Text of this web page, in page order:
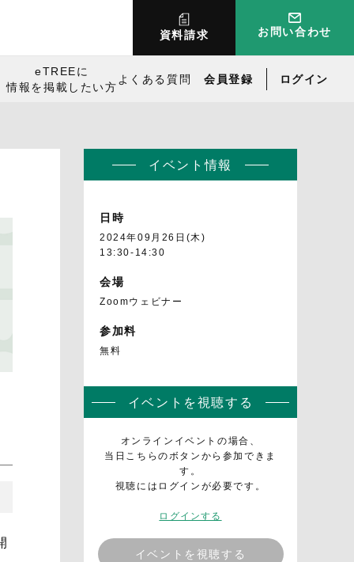
資料請求 お問い合わせ
eTREEに
情報を掲載したい方
よくある質問 会員登録 ログイン
イベント情報
日時
2024年09月26日(木)
13:30-14:30
会場
Zoomウェビナー
参加料
無料
イベントを視聴する
オンラインイベントの場合、
当日こちらのボタンから参加できま
す。
視聴にはログインが必要です。
ログインする
イベントを視聴する